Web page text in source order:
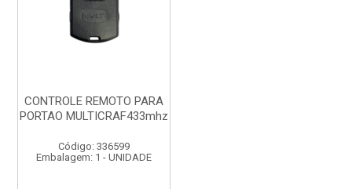
CONTROLE REMOTO PARA
PORTAO MULTICRAF433mhz
Código: 336599
Embalagem: 1 - UNIDADE